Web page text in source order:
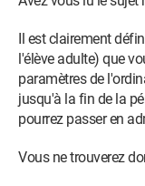
Il est clairement
l'élève adulte) que
paramètres de
jusqu'à la fin de la
pourrez passer en
Vous ne trouverez